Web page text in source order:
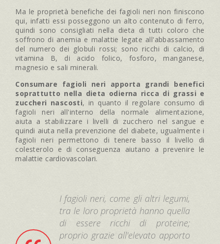
Ma le proprietà benefiche dei fagioli neri non finiscono
qui, infatti essi posseggono un alto contenuto di ferro,
quindi sono consigliati nella dieta di tutti coloro che
soffrono di anemia e malattie legate all'abbassamento
del numero dei globuli rossi; sono ricchi di calcio, di
vitamina B, di acido folico, fosforo, manganese,
magnesio e sali minerali.
Consumare fagioli neri apporta grandi benefici
soprattutto nella dieta odierna ricca di grassi e
zuccheri nascosti, in quanto il regolare consumo di
fagioli neri all'interno della normale alimentazione,
aiuta a stabilizzare i livelli di zucchero nel sangue e
quindi aiuta nella prevenzione del diabete, ugualmente i
fagioli neri permettono di tenere basso il livello di
colesterolo e di conseguenza aiutano a prevenire le
malattie cardiovascolari.
I fagioli neri, come gli altri legumi,
tra le loro proprietà hanno quella
di essere ricchi di proteine;
proprio grazie all'elevato apporto